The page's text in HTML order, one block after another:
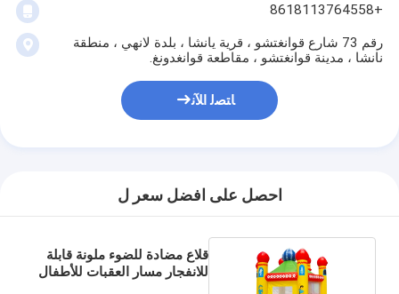
+8618113764558
رقم 73 شارع قوانغتشو ، قرية يانشا ، بلدة لانهي ، منطقة
نانشا ، مدينة قوانغتشو ، مقاطعة قوانغدونغ.
ﺎﺘﺼﻟ ﺍﻶﻧ
احصل على افضل سعر ل
قلاع مضادة للضوء ملونة قابلة
للانفجار مسار العقبات للأطفال